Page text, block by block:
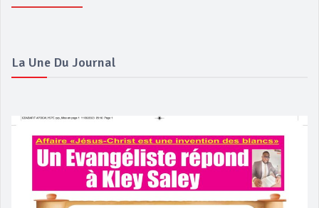
La Une Du Journal